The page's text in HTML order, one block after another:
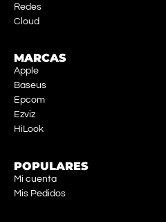
Redes
Cloud
MARCAS
Apple
Baseus
Epcom
Ezviz
HiLook
POPULARES
Mi cuenta
Mis Pedidos